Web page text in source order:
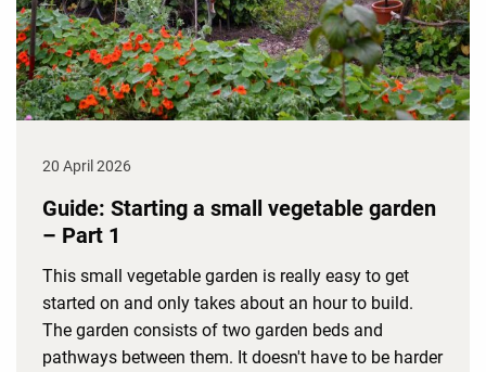
20 April 2026
Guide: Starting a small vegetable garden
– Part 1
This small vegetable garden is really easy to get
started on and only takes about an hour to build.
The garden consists of two garden beds and
pathways between them. It doesn't have to be harder